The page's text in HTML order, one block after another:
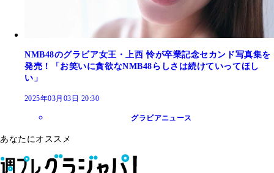
NMB48のグラビア女王・上西 怜が卒業記念セカンド写真集を
発売！「お笑いに貪欲なNMB48らしさは続けていってほし
い」
2025年03月03日 20:30
グラビアニュース
あなたにオススメ